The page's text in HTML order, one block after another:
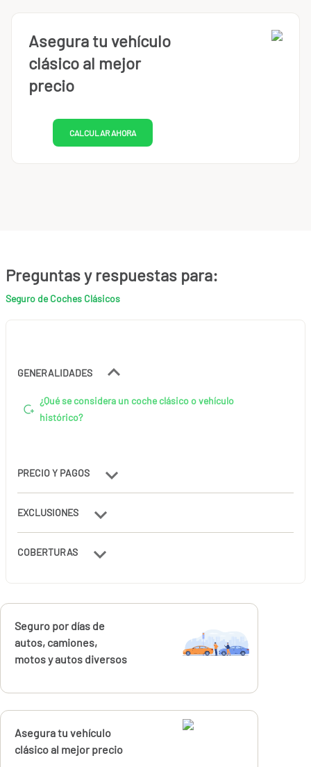
Preguntas y respuestas para:
Seguro de Coches Clásicos
GENERALIDADES
¿Qué se considera un coche clásico o vehículo
histórico?
PRECIO Y PAGOS
EXCLUSIONES
COBERTURAS
Asegura tu vehículo
clásico al mejor
precio
CALCULAR AHORA
Calcúlalo ahora
Seguro por días de
autos, camiones,
motos y autos diversos
Calcúlalo ahora
Asegura tu vehículo
clásico al mejor precio